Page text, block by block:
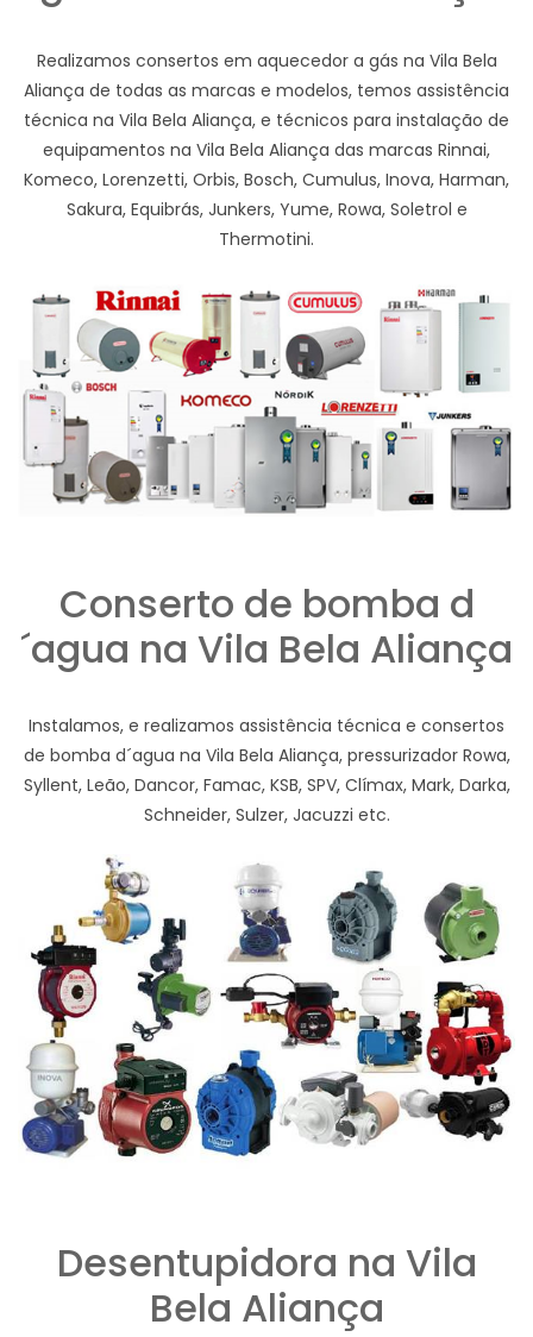
Realizamos consertos em aquecedor a gás na Vila Bela
Aliança de todas as marcas e modelos, temos assistência
técnica na Vila Bela Aliança, e técnicos para instalação de
equipamentos na Vila Bela Aliança das marcas Rinnai,
Komeco, Lorenzetti, Orbis, Bosch, Cumulus, Inova, Harman,
Sakura, Equibrás, Junkers, Yume, Rowa, Soletrol e
Thermotini.
Conserto de bomba d
´agua na Vila Bela Aliança
Instalamos, e realizamos assistência técnica e consertos
de bomba d´agua na Vila Bela Aliança, pressurizador Rowa,
Syllent, Leão, Dancor, Famac, KSB, SPV, Clímax, Mark, Darka,
Schneider, Sulzer, Jacuzzi etc.
Desentupidora na Vila
Bela Aliança